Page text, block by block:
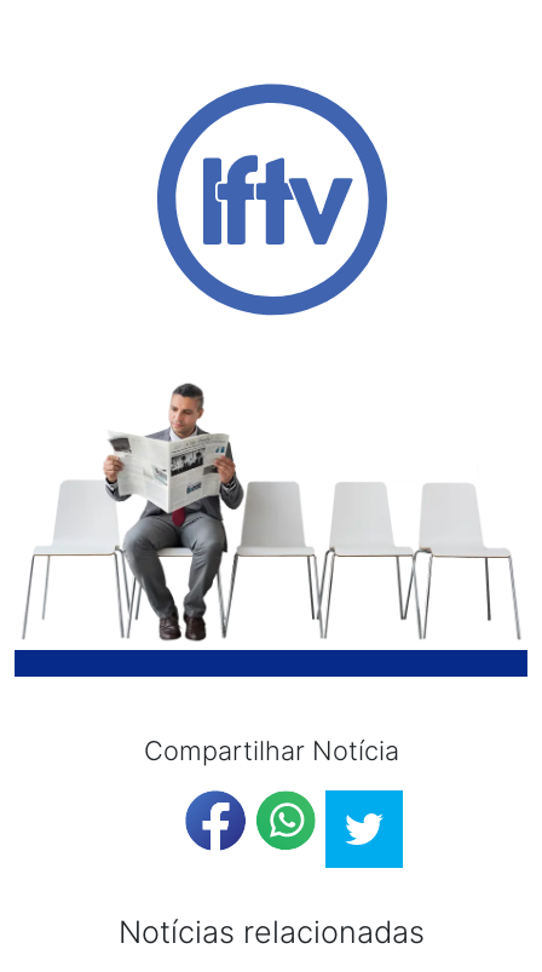
Compartilhar Notícia
Notícias relacionadas